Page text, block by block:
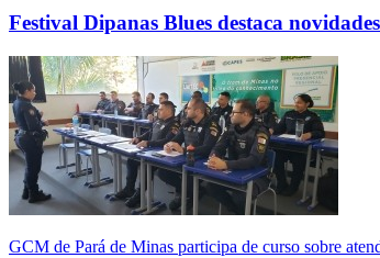
Festival Dipanas Blues destaca
GCM de Pará de Minas participa de curso sobre